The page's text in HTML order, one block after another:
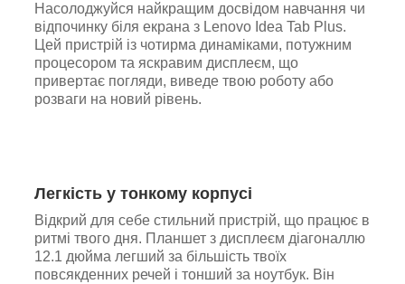
Насолоджуйся найкращим досвідом навчання чи
відпочинку біля екрана з Lenovo Idea Tab Plus.
Цей пристрій із чотирма динаміками, потужним
процесором та яскравим дисплеєм, що
привертає погляди, виведе твою роботу або
розваги на новий рівень.
Легкість у тонкому корпусі
Відкрий для себе стильний пристрій, що працює в
ритмі твого дня. Планшет з дисплеєм діагоналлю
12.1 дюйма легший за більшість твоїх
повсякденних речей і тонший за ноутбук. Він